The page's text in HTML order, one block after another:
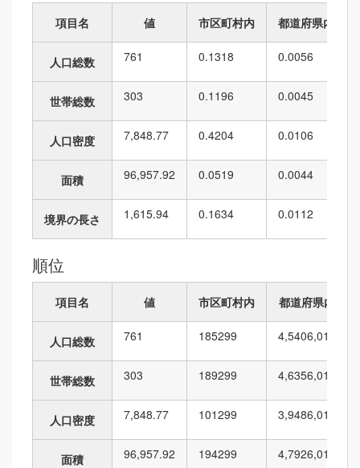
項目名 値 市区町村内 都道府県内
人口総数 761 0.1318 0.0056
世帯総数 303 0.1196 0.0045
人口密度 7,848.77 0.4204 0.0106
面積 96,957.92 0.0519 0.0044
境界の長さ 1,615.94 0.1634 0.0112
順位
項目名 値 市区町村内 都道府県内
人口総数 761 185299 4,5406,010
世帯総数 303 189299 4,6356,010
人口密度 7,848.77 101299 3,9486,010
面積 96,957.92 194299 4,7926,010